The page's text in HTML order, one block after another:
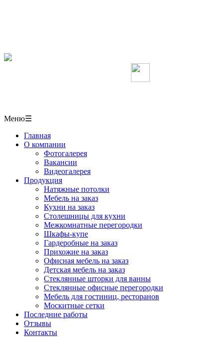
Меню☰
Главная
О компании
Фотогалерея
Вакансии
Видеогалерея
Продукция
Натяжные потолки
Мебель на заказ
Кухни на заказ
Столешницы для кухни
Межкомнатные перегородки
Шкафы-купе
Гардеробные на заказ
Прихожие на заказ
Офисная мебель на заказ
Детская мебель на заказ
Стеклянные шторки для ванны
Стеклянные офисные перегородки
Мебель для гостиниц, ресторанов
Москитные сетки
Последние работы
Отзывы
Контакты